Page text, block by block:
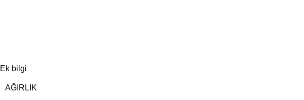
Ek bilgi
AĞIRLIK